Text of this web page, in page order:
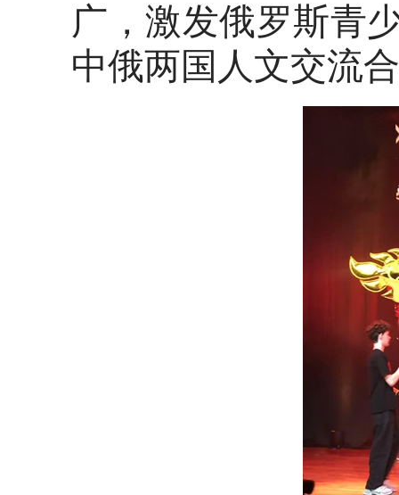
广，激发俄罗斯青
中俄两国人文交流